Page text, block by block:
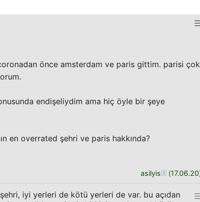
önce amsterdam ve paris gittim. parisi çok
endişeliydim ama hiç öyle bir şeye
en overrated şehri ve paris hakkında?
asilyis (17.06.20
iyi yerleri de kötü yerleri de var. bu açıdan